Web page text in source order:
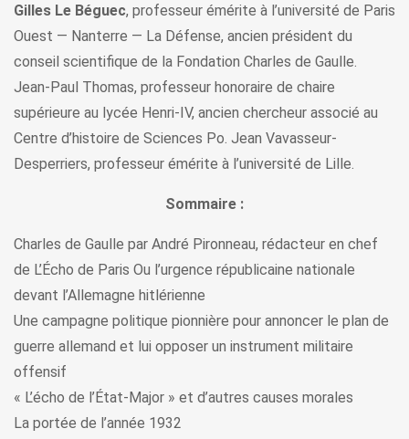
Gilles Le Béguec, professeur émérite à l’université de Paris
Ouest — Nanterre — La Défense, ancien président du
conseil scientifique de la Fondation Charles de Gaulle.
Jean-Paul Thomas, professeur honoraire de chaire
supérieure au lycée Henri-IV, ancien chercheur associé au
Centre d’histoire de Sciences Po. Jean Vavasseur-
Desperriers, professeur émérite à l’université de Lille.
Sommaire :
Charles de Gaulle par André Pironneau, rédacteur en chef
de L’Écho de Paris Ou l’urgence républicaine nationale
devant l’Allemagne hitlérienne
Une campagne politique pionnière pour annoncer le plan de
guerre allemand et lui opposer un instrument militaire
offensif
« L’écho de l’État-Major » et d’autres causes morales
La portée de l’année 1932